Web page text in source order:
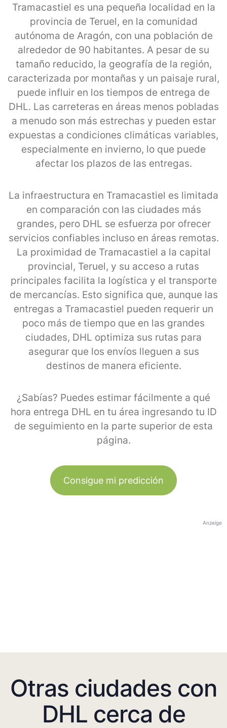
Tramacastiel es una pequeña localidad en la
provincia de Teruel, en la comunidad
autónoma de Aragón, con una población de
alrededor de 90 habitantes. A pesar de su
tamaño reducido, la geografía de la región,
caracterizada por montañas y un paisaje rural,
puede influir en los tiempos de entrega de
DHL. Las carreteras en áreas menos pobladas
a menudo son más estrechas y pueden estar
expuestas a condiciones climáticas variables,
especialmente en invierno, lo que puede
afectar los plazos de las entregas.
La infraestructura en Tramacastiel es limitada
en comparación con las ciudades más
grandes, pero DHL se esfuerza por ofrecer
servicios confiables incluso en áreas remotas.
La proximidad de Tramacastiel a la capital
provincial, Teruel, y su acceso a rutas
principales facilita la logística y el transporte
de mercancías. Esto significa que, aunque las
entregas a Tramacastiel pueden requerir un
poco más de tiempo que en las grandes
ciudades, DHL optimiza sus rutas para
asegurar que los envíos lleguen a sus
destinos de manera eficiente.
¿Sabías? Puedes estimar fácilmente a qué
hora entrega DHL en tu área ingresando tu ID
de seguimiento en la parte superior de esta
página.
Consigue mi predicción
Anzeige
Otras ciudades con
DHL cerca de